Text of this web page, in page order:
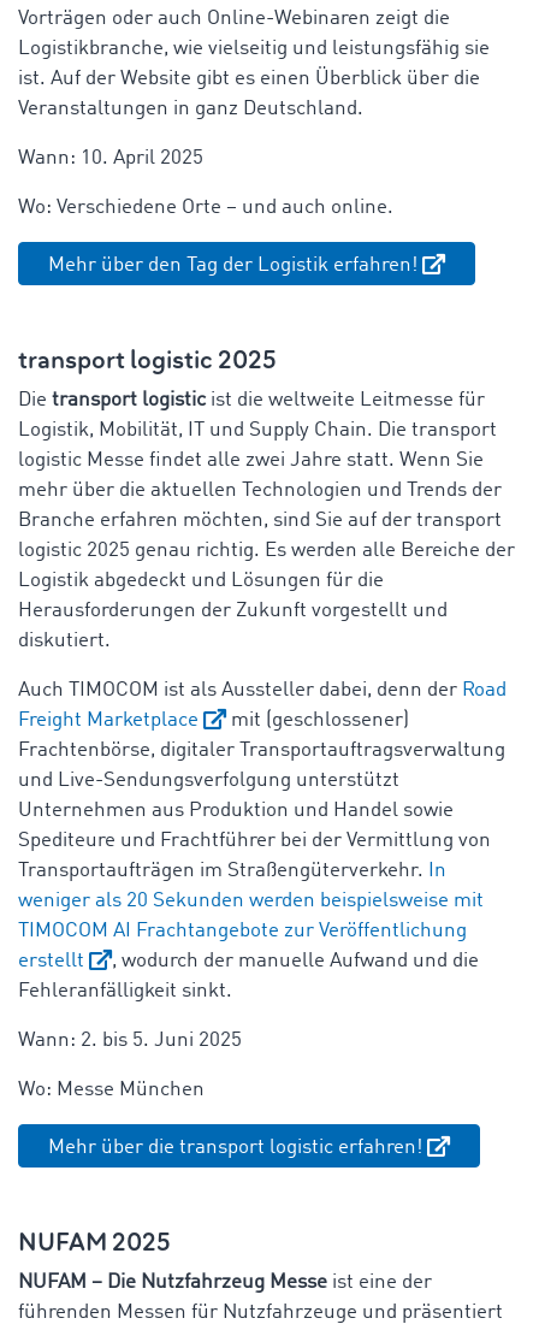
Vorträgen oder auch Online-Webinaren zeigt die
Logistikbranche, wie vielseitig und leistungsfähig sie
ist. Auf der Website gibt es einen Überblick über die
Veranstaltungen in ganz Deutschland.
Wann: 10. April 2025
Wo: Verschiedene Orte – und auch online.
Mehr über den Tag der Logistik erfahren!
transport logistic 2025
Die transport logisticist die weltweite Leitmesse für
Logistik, Mobilität, IT und Supply Chain. Die transport
logistic Messe findet alle zwei Jahre statt. Wenn Sie
mehr über die aktuellen Technologien und Trends der
Branche erfahren möchten, sind Sie auf der transport
logistic 2025 genau richtig. Es werden alle Bereiche der
Logistik abgedeckt und Lösungen für die
Herausforderungen der Zukunft vorgestellt und
diskutiert.
Auch TIMOCOM ist als Aussteller dabei, denn der Road
Freight Marketplace
mit (geschlossener)
Frachtenbörse, digitaler Transportauftragsverwaltung
und Live-Sendungsverfolgung unterstützt
Unternehmen aus Produktion und Handel sowie
Spediteure und Frachtführer bei der Vermittlung von
Transportaufträgen im Straßengüterverkehr.
In
weniger als 20 Sekunden werden beispielsweise mit
TIMOCOM AI Frachtangebote zur Veröffentlichung
erstellt
, wodurch der manuelle Aufwand und die
Fehleranfälligkeit sinkt.
Wann: 2. bis 5. Juni 2025
Wo: Messe München
Mehr über die transport logistic erfahren!
NUFAM 2025
NUFAM – Die Nutzfahrzeug Messe ist eine der
führenden Messen für Nutzfahrzeuge und präsentiert